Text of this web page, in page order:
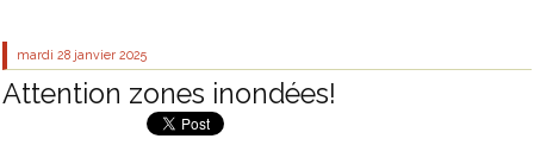
mardi 28 janvier 2025
Attention zones inondées!